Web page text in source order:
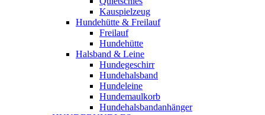
Kauspielzeug
Hundehütte & Freilauf
Freilauf
Hundehütte
Halsband & Leine
Hundegeschirr
Hundehalsband
Hundeleine
Hundemaulkorb
Hundehalsbandanhänger